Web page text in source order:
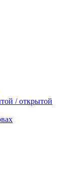
/ открытой